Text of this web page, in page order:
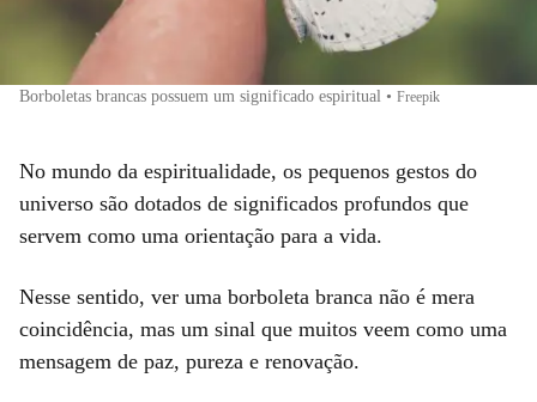
Borboletas brancas possuem um significado espiritual • Freepik
No mundo da espiritualidade, os pequenos gestos do
universo são dotados de significados profundos que
servem como uma orientação para a vida.
Nesse sentido, ver uma borboleta branca não é mera
coincidência, mas um sinal que muitos veem como uma
mensagem de paz, pureza e renovação.